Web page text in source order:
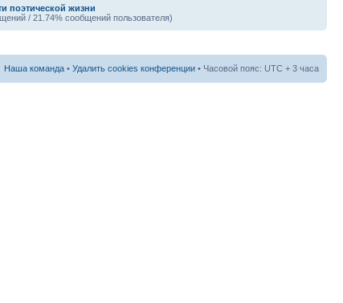
поэтической жизни
/ 21.74% сообщений пользователя)
Наша команда • Удалить cookies конференции • Часовой пояс: UTC + 3 часа